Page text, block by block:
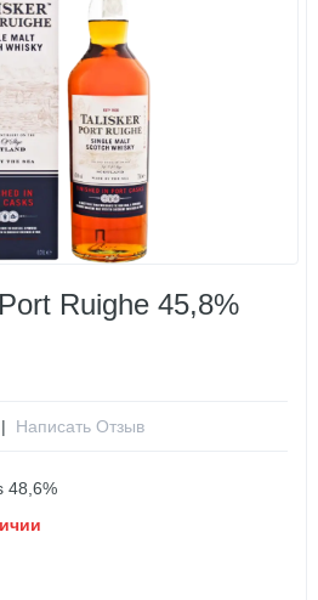
Ruighe 45,8%
| Написать Отзыв
48,6%